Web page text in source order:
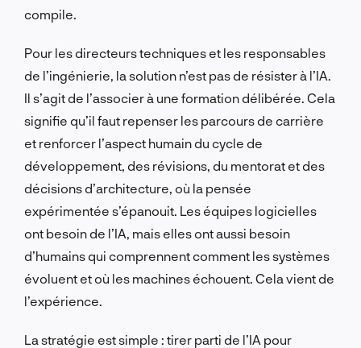
compile.
Pour les directeurs techniques et les responsables
de l’ingénierie, la solution n’est pas de résister à l’IA.
Il s’agit de l’associer à une formation délibérée. Cela
signifie qu’il faut repenser les parcours de carrière
et renforcer l’aspect humain du cycle de
développement, des révisions, du mentorat et des
décisions d’architecture, où la pensée
expérimentée s’épanouit. Les équipes logicielles
ont besoin de l’IA, mais elles ont aussi besoin
d’humains qui comprennent comment les systèmes
évoluent et où les machines échouent. Cela vient de
l’expérience.
La stratégie est simple : tirer parti de l’IA pour